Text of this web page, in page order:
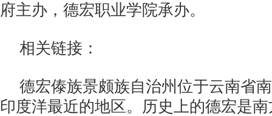
府主办，德宏职业学院承办。
相关链接：
德宏傣族景颇族自治州位于云南省
印度洋最近的地区。历史上的德宏是